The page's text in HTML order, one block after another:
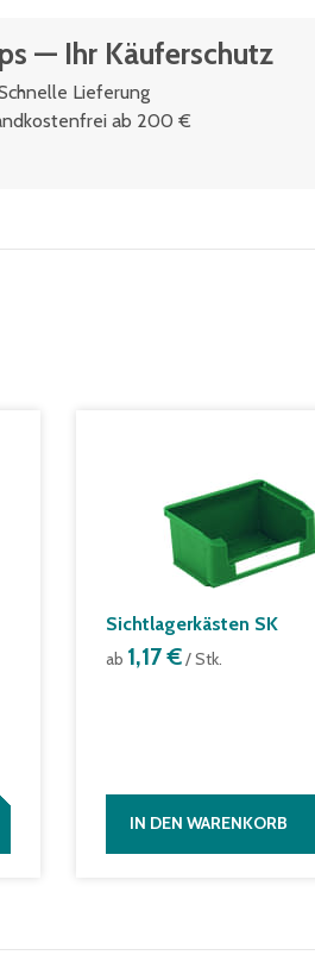
— Ihr Käuferschutz
Lieferung
ab 200 €
Sichtlagerkästen SK
ab 1,17 €/ Stk.
IN DEN WARENKORB